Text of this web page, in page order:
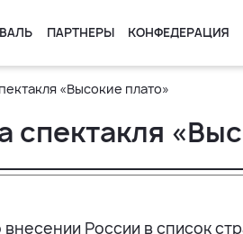
ПАРТНЕРЫ КОНФЕДЕРАЦИЯ
«Высокие плато»
спектакля
России в список